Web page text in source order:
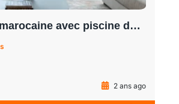
Villa Ami – Villa marocaine avec piscine de 6 chambres à louer à Argan Golf
2 ans ago